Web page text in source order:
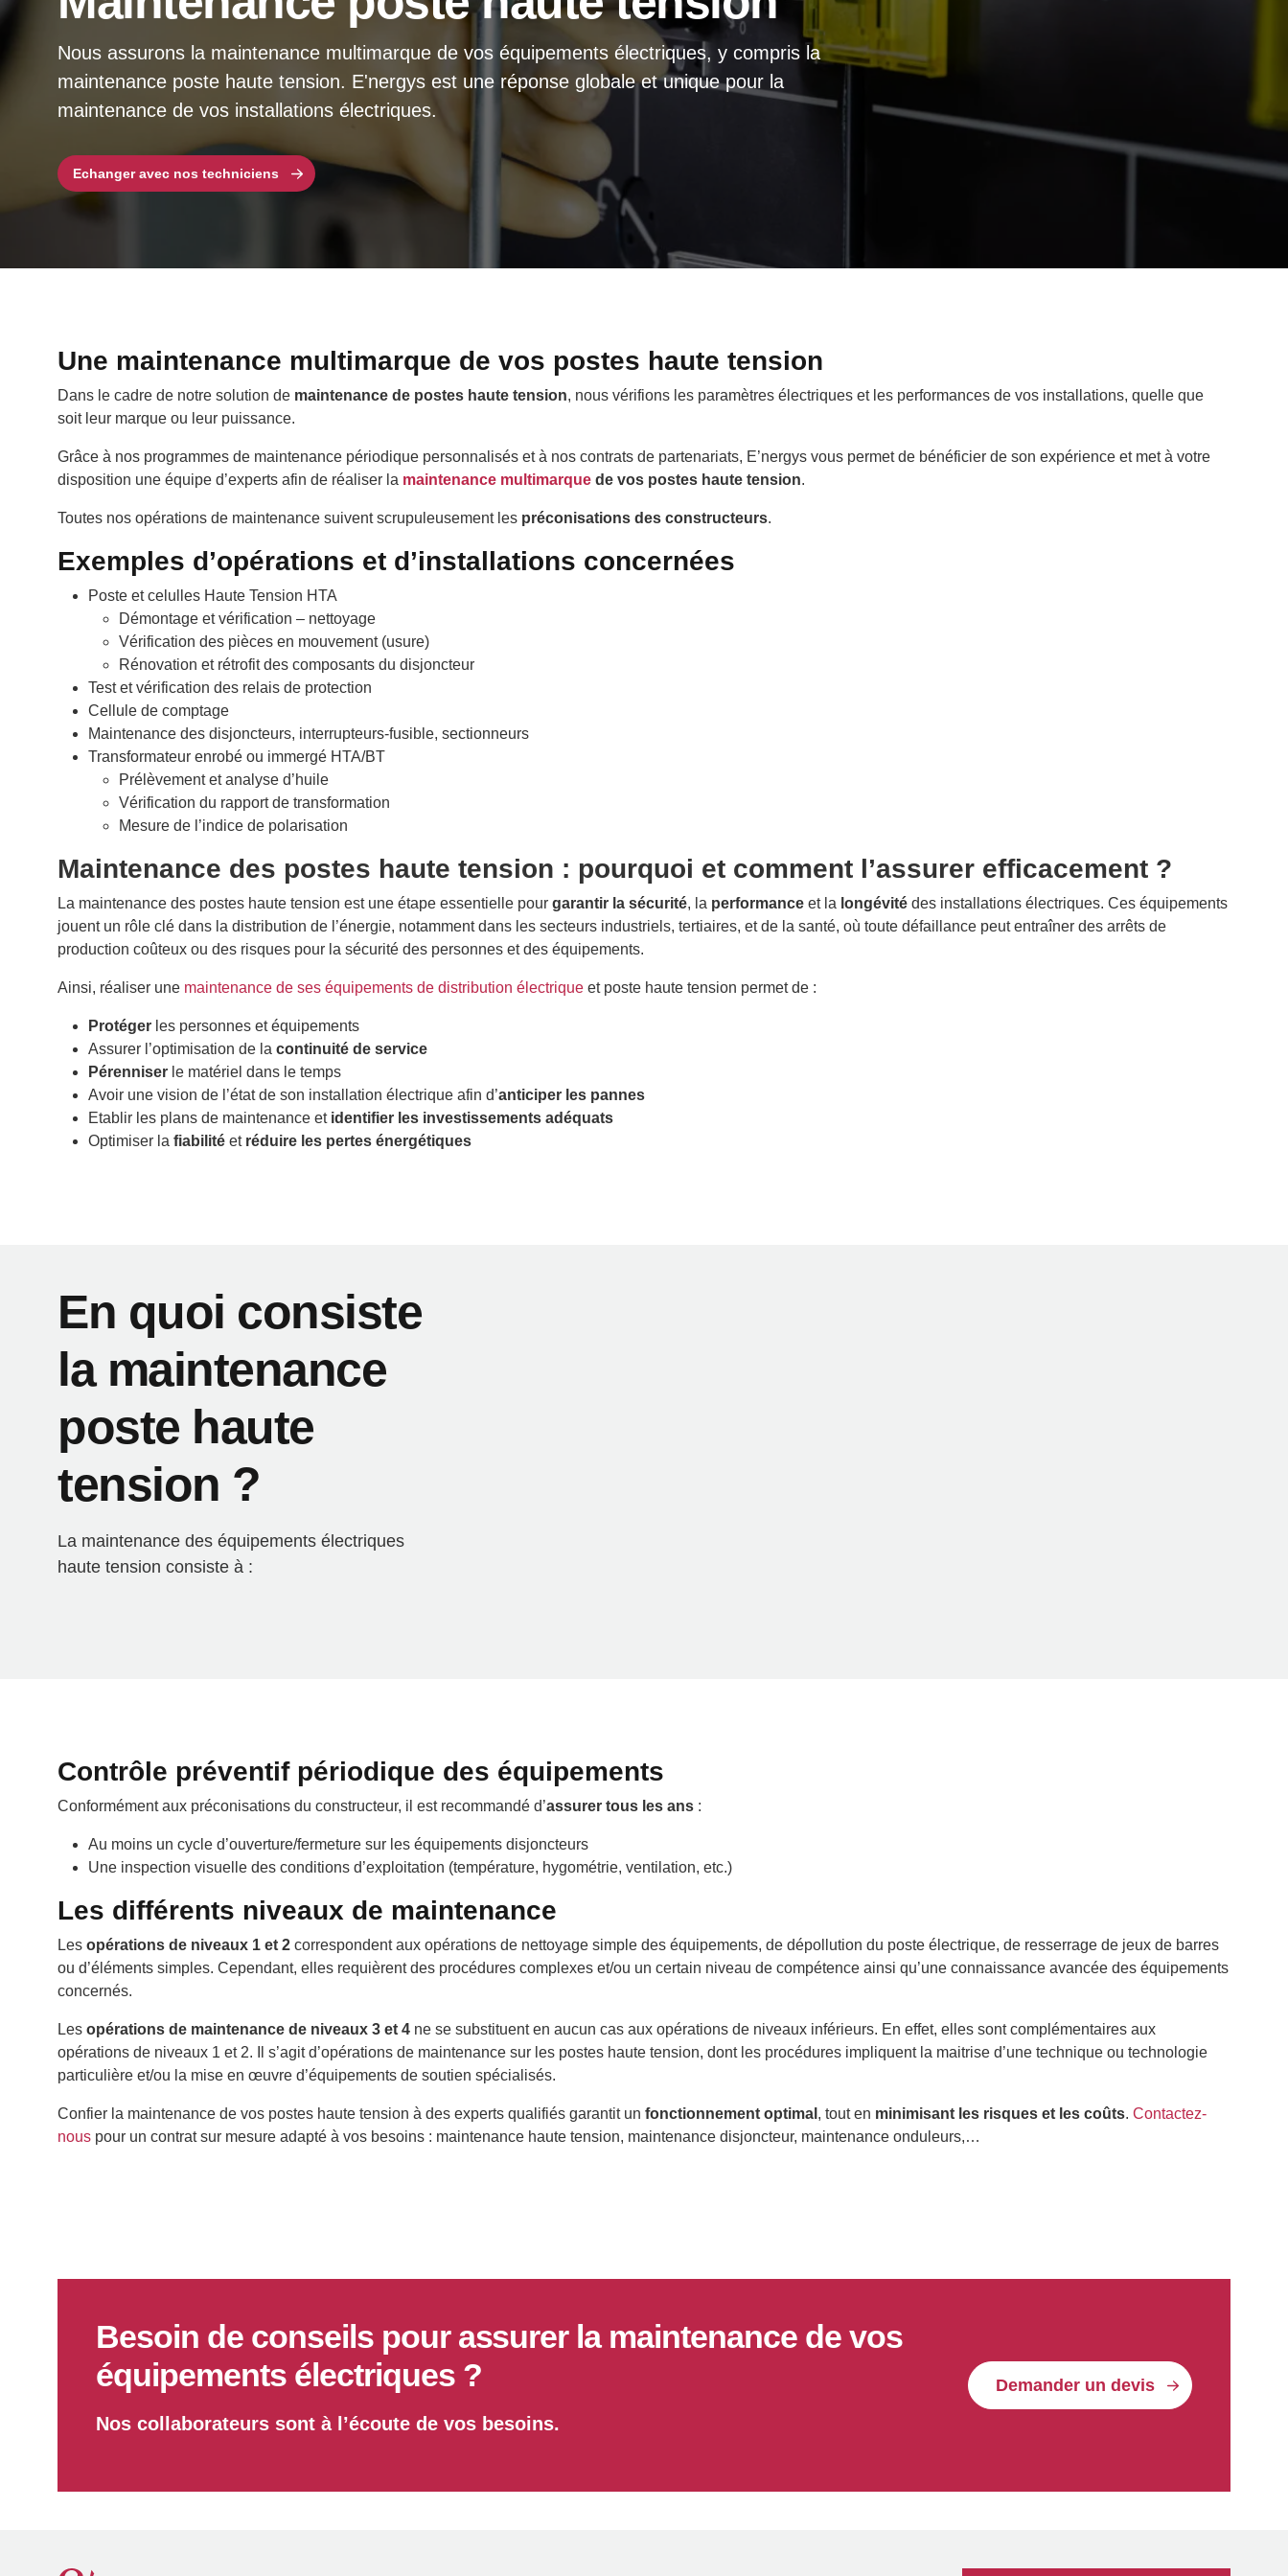
Nous assurons la maintenance multimarque de vos équipements électriques, y compris la
maintenance poste haute tension. E'nergys est une réponse globale et unique pour la
maintenance de vos installations électriques.
Echanger avec nos techniciens
Une maintenance multimarque de vos postes haute tension
Dans le cadre de notre solution de maintenance de postes haute tension, nous vérifions les paramètres électriques et les performances de vos installations, quelle que
soit leur marque ou leur puissance.
Grâce à nos programmes de maintenance périodique personnalisés et à nos contrats de partenariats, E’nergys vous permet de bénéficier de son expérience et met à votre
disposition une équipe d’experts afin de réaliser la maintenance multimarque de vos postes haute tension.
Toutes nos opérations de maintenance suivent scrupuleusement les préconisations des constructeurs.
Exemples d’opérations et d’installations concernées
Poste et celulles Haute Tension HTA
Démontage et vérification – nettoyage
Vérification des pièces en mouvement (usure)
Rénovation et rétrofit des composants du disjoncteur
Test et vérification des relais de protection
Cellule de comptage
Maintenance des disjoncteurs, interrupteurs-fusible, sectionneurs
Transformateur enrobé ou immergé HTA/BT
Prélèvement et analyse d’huile
Vérification du rapport de transformation
Mesure de l’indice de polarisation
Maintenance des postes haute tension : pourquoi et comment l’assurer efficacement ?
La maintenance des postes haute tension est une étape essentielle pour garantir la sécurité, la performance et la longévité des installations électriques. Ces équipements
jouent un rôle clé dans la distribution de l’énergie, notamment dans les secteurs industriels, tertiaires, et de la santé, où toute défaillance peut entraîner des arrêts de
production coûteux ou des risques pour la sécurité des personnes et des équipements.
Ainsi, réaliser une maintenance de ses équipements de distribution électrique et poste haute tension permet de :
Protéger les personnes et équipements
Assurer l’optimisation de la continuité de service
Pérenniser le matériel dans le temps
Avoir une vision de l’état de son installation électrique afin d’anticiper les pannes
Etablir les plans de maintenance et identifier les investissements adéquats
Optimiser la fiabilité et réduire les pertes énergétiques
En quoi consiste
la maintenance
poste haute
tension ?
La maintenance des équipements électriques
haute tension consiste à :
Contrôle préventif périodique des équipements
Conformément aux préconisations du constructeur, il est recommandé d’assurer tous les ans :
Au moins un cycle d’ouverture/fermeture sur les équipements disjoncteurs
Une inspection visuelle des conditions d’exploitation (température, hygométrie, ventilation, etc.)
Les différents niveaux de maintenance
Les opérations de niveaux 1 et 2 correspondent aux opérations de nettoyage simple des équipements, de dépollution du poste électrique, de resserrage de jeux de barres
ou d’éléments simples. Cependant, elles requièrent des procédures complexes et/ou un certain niveau de compétence ainsi qu’une connaissance avancée des équipements
concernés.
Les opérations de maintenance de niveaux 3 et 4 ne se substituent en aucun cas aux opérations de niveaux inférieurs. En effet, elles sont complémentaires aux
opérations de niveaux 1 et 2. Il s’agit d’opérations de maintenance sur les postes haute tension, dont les procédures impliquent la maitrise d’une technique ou technologie
particulière et/ou la mise en œuvre d’équipements de soutien spécialisés.
Confier la maintenance de vos postes haute tension à des experts qualifiés garantit un fonctionnement optimal , tout en minimisant les risques et les coûts. Contactez-
nous pour un contrat sur mesure adapté à vos besoins : maintenance haute tension, maintenance disjoncteur, maintenance onduleurs,…
Besoin de conseils pour assurer la maintenance de vos
équipements électriques ?
Nos collaborateurs sont à l’écoute de vos besoins.
Demander un devis